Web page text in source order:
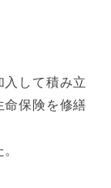
して積み立
命保険を修繕